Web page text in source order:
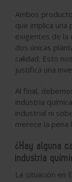
Ambos
que implica
exigentes de la
dos únicas
calidad. Esto
justifica una
Al final,
industria
industrial ni
merece la pena
¿Hay alguna
industria
La situación en